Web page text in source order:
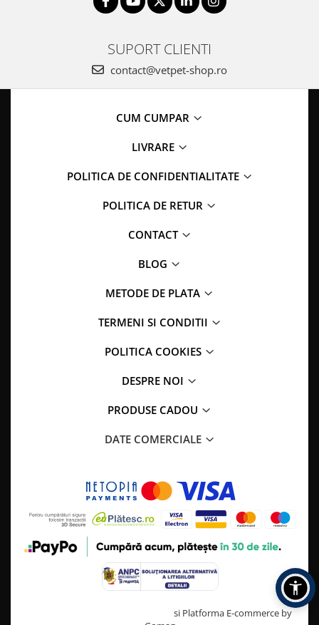
SUPORT CLIENTI
contact@vetpet-shop.ro
CUM CUMPAR
LIVRARE
POLITICA DE CONFIDENTIALITATE
POLITICA DE RETUR
CONTACT
BLOG
METODE DE PLATA
TERMENI SI CONDITII
POLITICA COOKIES
DESPRE NOI
PRODUSE CADOU
DATE COMERCIALE
si Platforma E-commerce by